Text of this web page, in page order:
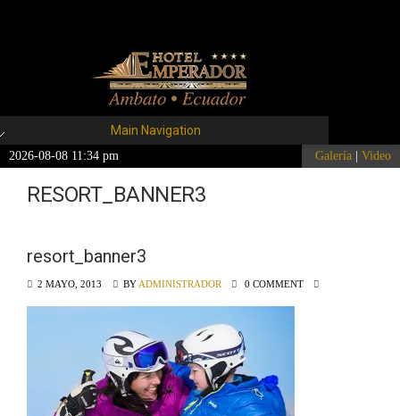
Main Navigation
2026-08-08 11:34 pm Galería Video
RESORT_BANNER3
resort_banner3
2 MAYO, 2013 BY ADMINISTRADOR 0 COMMENT